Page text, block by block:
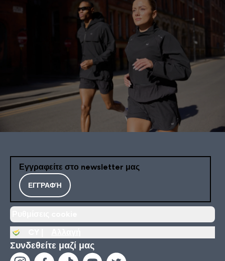
Εγγραφείτε στο newsletter μας
ΕΓΓΡΑΦΉ
Συνδεθείτε μαζί μας